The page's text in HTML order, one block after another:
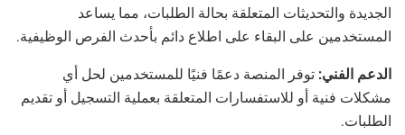
الجديدة والتحديثات المتعلقة بحالة الطلبات، مما يساعد
المستخدمين على البقاء على اطلاع دائم بأحدث الفرص الوظيفية.
الدعم الفني: توفر المنصة دعمًا فنيًا للمستخدمين لحل أي
مشكلات فنية أو للاستفسارات المتعلقة بعملية التسجيل أو تقديم
الطلبات.